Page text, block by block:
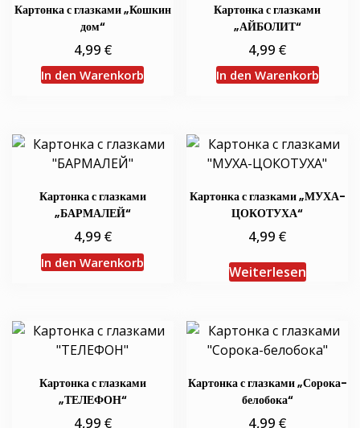
Картонка с глазками „Кошкин
дом“
4,99 €
In den Warenkorb
Картонка с глазками
„АЙБОЛИТ“
4,99€
In den Warenkorb
Картонка с глазками
„БАРМАЛЕЙ“
4,99 €
In den Warenkorb
Картонка с глазками „МУХА-
ЦОКОТУХА“
4,99€
Weiterlesen
Картонка с глазками
„ТЕЛЕФОН“
4,99 €
Картонка с глазками „Сорока-
белобока“
4,99€